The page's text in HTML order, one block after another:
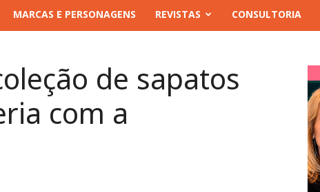
MARCAS E PERSONAGENS REVISTAS CONSULTORIA
de sapatos
com a